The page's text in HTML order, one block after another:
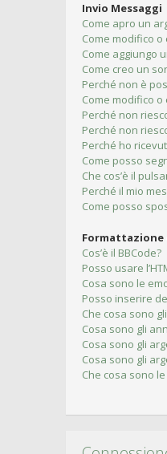
Invio Messaggi
Come apro un
Come modifico
Come aggiungo
Come creo un
Perché non è
Come modifico
Perché non
Perché non
Perché ho
Come posso
Che cos’è il
Perché il mio
Come posso
Cos’è il BBCode?
Posso usare
Cosa sono le
Posso inserire
Che cosa sono
Cosa sono gli
Cosa sono gli
Cosa sono gli
Che cosa sono